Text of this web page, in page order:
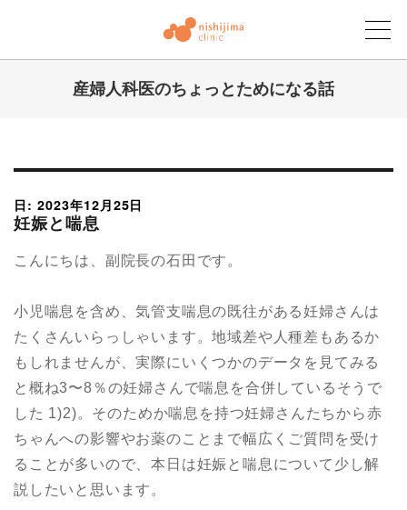
産婦人科医のちょっとためになる話
日: 2023年12月25日
妊娠と喘息
こんにちは、副院長の石田です。
小児喘息を含め、気管支喘息の既往がある妊婦さんは
たくさんいらっしゃいます。地域差や人種差もあるか
もしれませんが、実際にいくつかのデータを見てみる
と概ね3〜8％の妊婦さんで喘息を合併しているそうで
した 1)2)。そのためか喘息を持つ妊婦さんたちから赤
ちゃんへの影響やお薬のことまで幅広くご質問を受け
ることが多いので、本日は妊娠と喘息について少し解
説したいと思います。